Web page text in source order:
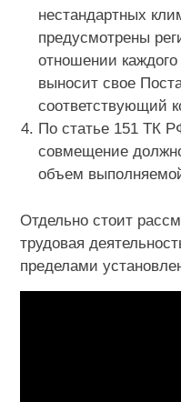
нестандартных
предусмотрены
отношении
выносит свое
соответствующий
По статье 151 ТК
совмещение
объем
Отдельно стоит
трудовая
пределами